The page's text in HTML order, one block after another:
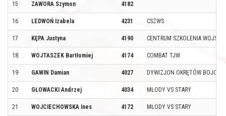
15 ZAWORA Szymon 4182
16 LEDWOŃ Izabela 4231 CSZWS
17 KĘPA Justyna 4190 CENTRUM SZKOLENIA WOJSK
18 WOJTASZEK Bartłomiej 4174 COMBAT TJW
19 GAWIN Damian 4027 DYWIZJON OKRĘTÓW
20 GŁOWACKI Andrzej 4034 MŁODY VS STARY
21 WOJCIECHOWSKA Ines 4172 MŁODY VS STARY